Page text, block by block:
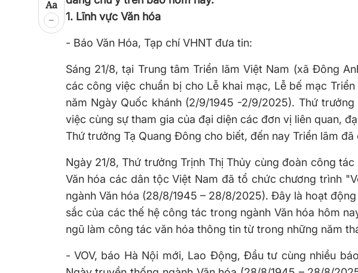
Aa
1. Lĩnh vực Văn hóa
- Báo Văn Hóa, Tạp chí VHNT đưa tin:
Sáng 21/8, tại Trung tâm Triển lãm Việt Nam (xã Đông
các công việc chuẩn bị cho Lễ khai mạc, Lễ bế mạc
năm Ngày Quốc khánh (2/9/1945 -2/9/2025). Thứ
việc cùng sự tham gia của đại diện các đơn vị liên quan,
Thứ trưởng Tạ Quang Đông cho biết, đến nay Triển lãm
Ngày 21/8, Thứ trưởng Trịnh Thị Thủy cùng đoàn công
Văn hóa các dân tộc Việt Nam đã tổ chức chương trình
ngành Văn hóa (28/8/1945 – 28/8/2025). Đây là hoạt
sắc của các thế hệ công tác trong ngành Văn hóa hôm
ngũ làm công tác văn hóa thông tin từ trong những năm
- VOV, báo Hà Nội mới, Lao Động, Đầu tư cùng nhiều